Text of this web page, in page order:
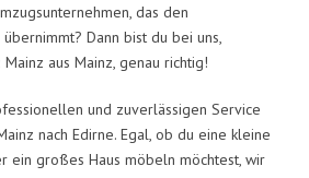
das den
Dann bist du bei uns,
aus Mainz, genau richtig!
und zuverlässigen Service
nach Edirne. Egal, ob du eine kleine
ein großes Haus möbeln möchtest, wir